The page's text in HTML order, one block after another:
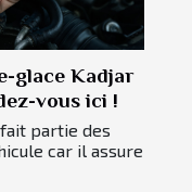
glace Kadjar
vous ici !
partie des
car il assure